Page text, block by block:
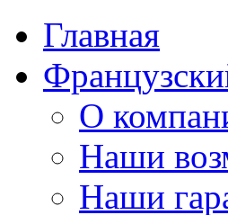
Главная
О
Наши
Наши